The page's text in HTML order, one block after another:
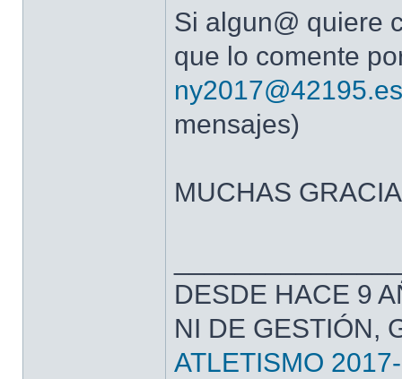
Si algun@ quiere
que lo comente
ny2017@42195.es
mensajes)
MUCHAS
DESDE HACE 9
NI DE GESTIÓN,
ATLETISMO